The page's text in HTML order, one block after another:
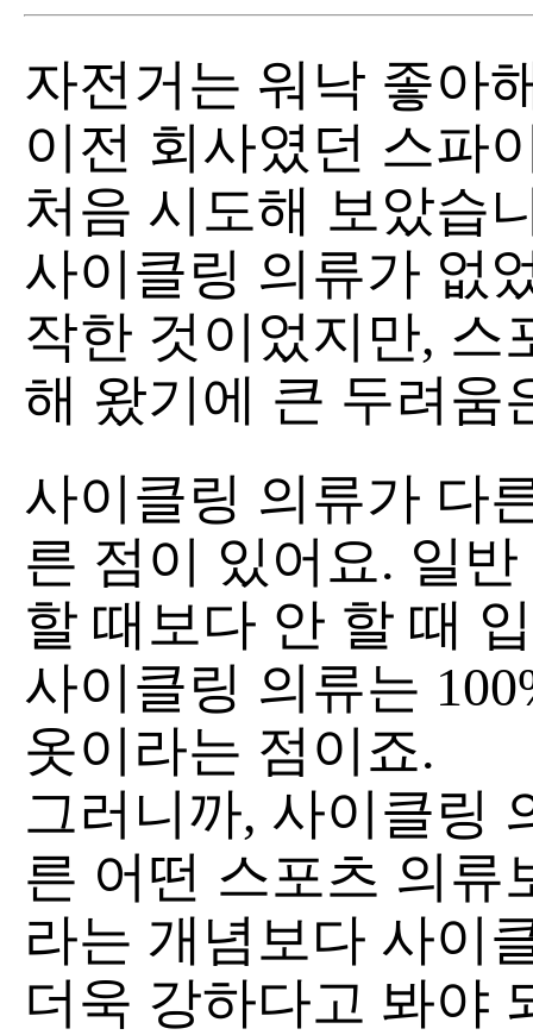
자전거는 워낙 좋아
이전 회사였던 스파
처음 시도해 보았습
사이클링 의류가 없
작한 것이었지만, 스
해 왔기에 큰 두려움
사이클링 의류가 다
른 점이 있어요. 일
할 때보다 안 할 때
사이클링 의류는
옷이라는 점이죠.
그러니까, 사이클링
른 어떤 스포츠 의류
라는 개념보다 사이
더욱 강하다고 봐야